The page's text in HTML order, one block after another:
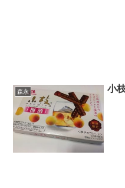
森永 小